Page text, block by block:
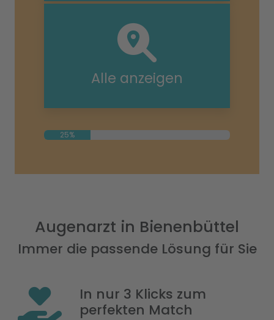
Alle anzeigen
25%
Augenarzt in Bienenbüttel
Immer die passende Lösung für Sie
In nur 3 Klicks zum
perfekten Match